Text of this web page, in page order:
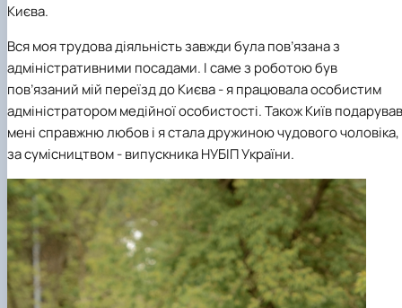
Києва.
Вся моя трудова діяльність завжди була пов’язана з
адміністративними посадами. І саме з роботою був
пов’язаний мій переїзд до Києва - я працювала особистим
адміністратором медійної особистості. Також Київ подарував
мені справжню любов і я стала дружиною чудового чоловіка,
за сумісництвом - випускника НУБІП України.